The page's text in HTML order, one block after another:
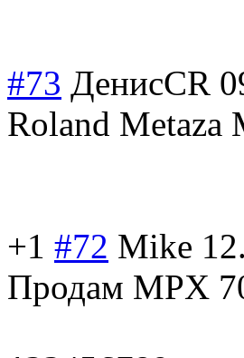
#73 ДенисCR
Roland Metaza
+1 #72 Mike
Продам MPX